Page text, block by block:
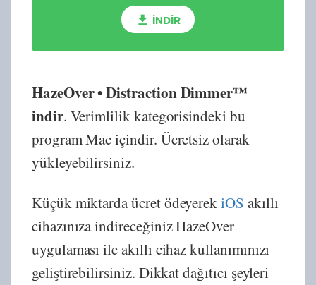
İNDİR
HazeOver • Distraction Dimmer™
indir. Verimlilik kategorisindeki bu
program Mac içindir. Ücretsiz olarak
yükleyebilirsiniz.
Küçük miktarda ücret ödeyerekiOS akıllı
cihazınıza indireceğiniz HazeOver
uygulaması ile akıllı cihaz kullanımınızı
geliştirebilirsiniz. Dikkat dağıtıcı şeyleri